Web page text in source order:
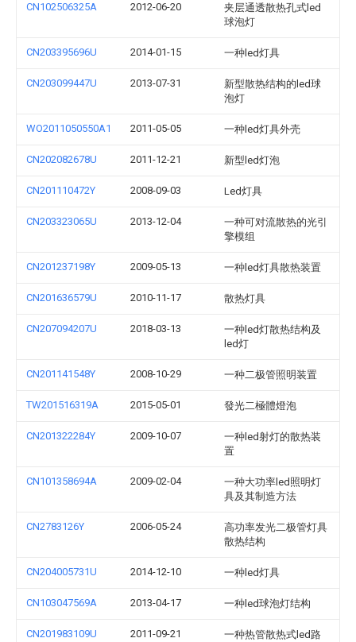
CN102506325A 2012-06-20
夹层通透散热孔式led
球泡灯
CN203395696U 2014-01-15 一种led灯具
CN203099447U 2013-07-31
新型散热结构的led球
泡灯
WO2011050550A1 2011-05-05 一种led灯具外壳
CN202082678U 2011-12-21 新型led灯泡
CN201110472Y 2008-09-03 Led灯具
CN203323065U 2013-12-04
一种可对流散热的光引
擎模组
CN201237198Y 2009-05-13 一种led灯具散热装置
CN201636579U 2010-11-17 散热灯具
CN207094207U 2018-03-13
一种led灯散热结构及
led灯
CN201141548Y 2008-10-29 一种二极管照明装置
TW201516319A 2015-05-01 發光二極體燈泡
CN201322284Y 2009-10-07
一种led射灯的散热装
置
CN101358694A 2009-02-04
一种大功率led照明灯
具及其制造方法
CN2783126Y 2006-05-24
高功率发光二极管灯具
散热结构
CN204005731U 2014-12-10 一种led灯具
CN103047569A 2013-04-17 一种led球泡灯结构
CN201983109U 2011-09-21
一种热管散热式led路